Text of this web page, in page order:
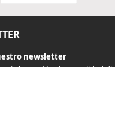
newsletter
información de actualidad